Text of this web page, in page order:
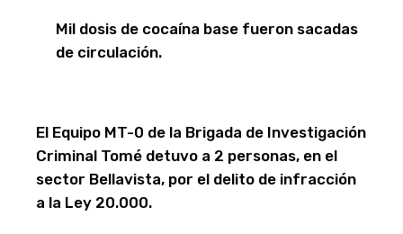
Mil dosis de cocaína base fueron sacadas
de circulación.
El Equipo MT-0 de la Brigada de Investigación
Criminal Tomé detuvo a 2 personas, en el
sector Bellavista, por el delito de infracción
a la Ley 20.000.